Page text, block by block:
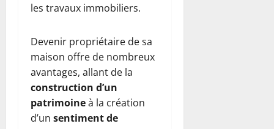
les travaux immobiliers.
Devenir propriétaire de sa
maison offre de nombreux
avantages, allant de la
construction d’un
patrimoineà la création
d’un sentiment de